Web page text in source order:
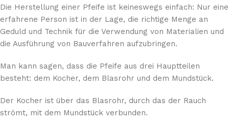
Die Herstellung einer Pfeife ist keineswegs einfach: Nur eine
erfahrene Person ist in der Lage, die richtige Menge an
Geduld und Technik für die Verwendung von Materialien und
die Ausführung von Bauverfahren aufzubringen.
Man kann sagen, dass die Pfeife aus drei Hauptteilen
besteht: dem Kocher, dem Blasrohr und dem Mundstück.
Der Kocher ist über das Blasrohr, durch das der Rauch
strömt, mit dem Mundstück verbunden.